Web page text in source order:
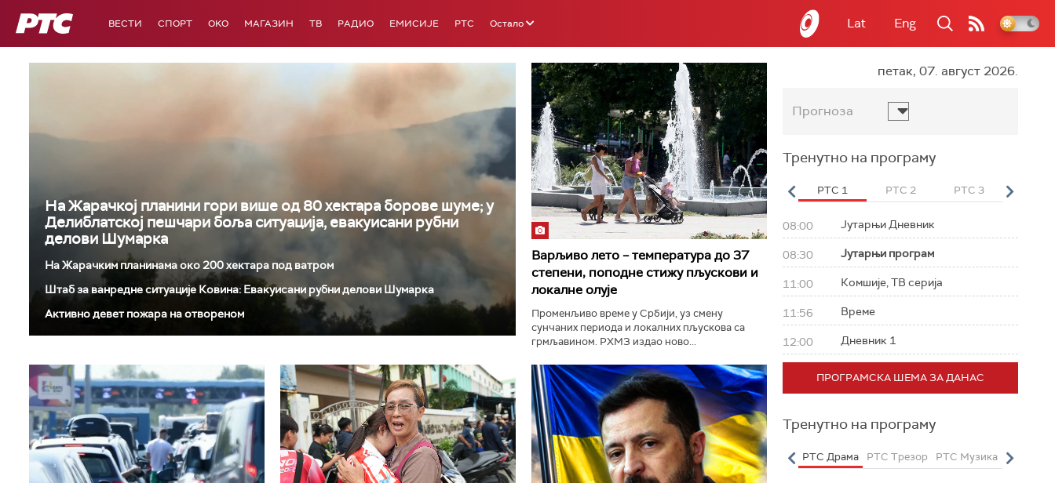
РТС ВЕСТИ СПОРТ OKO МАГАЗИН ТВ РАДИО ЕМИСИЈЕ РТС Остало Lat Eng
На Жарачкој планини гори више од 80 хектара борове шуме; у
Делиблатској пешчари боља ситуација, евакуисани рубни
делови Шумарка
На Жарачким планинама око 200 хектара под ватром
Штаб за ванредне ситуације Ковина: Евакуисани рубни делови Шумарка
Активно девет пожара на отвореном
Варљиво лето – температура до 37
степени, поподне стижу пљускови и
локалне олује
Променљиво време у Србији, уз смену
сунчаних периода и локалних пљускова са
грмљавином. РХМЗ издао ново...
петак, 07. август 2026.
Прогноза
Тренутно на програму
РТС 3 РТС Свет РТС HD РТС 1 РТС 2 РТС 3 РТС
08:00 Јутарњи Дневник
08:30 Јутарњи програм
11:00 Комшије, ТВ серија
11:56 Време
12:00 Дневник 1
ПРОГРАМСКА ШЕМА ЗА ДАНАС
Тренутно на програму
РТС Класика РТС Коло РТС Полетарац РТС Драма РТС Трезор РТС Музика РТС